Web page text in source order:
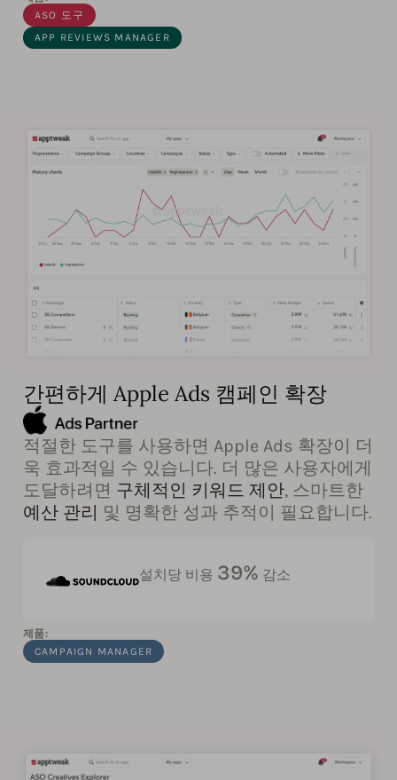
ASO 도구
APP REVIEWS MANAGER
간편하게 Apple Ads 캠페인 확장
적절한 도구를 사용하면 Apple Ads 확장이 더
욱 효과적일 수 있습니다. 더 많은 사용자에게
도달하려면 구체적인 키워드 제안, 스마트한
예산 관리
및 명확한 성과 추적이 필요합니다.
설치당 비용 39% 감소
제품:
CAMPAIGN MANAGER